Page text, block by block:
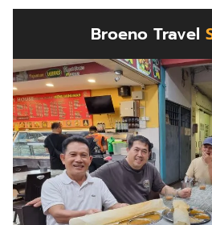
Broeno Travel